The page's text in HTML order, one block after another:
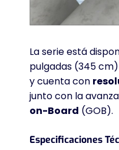
La serie está
pulgadas (345
y cuenta con
junto con la
on-Board (GOB).
Especificaciones